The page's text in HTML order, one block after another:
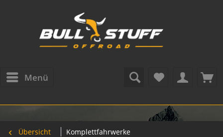
Menü
Übersicht Komplettfahrwerke